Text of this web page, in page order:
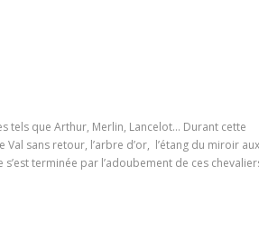
tels que Arthur, Merlin, Lancelot… Durant cette
sans retour, l’arbre d’or, l’étang du miroir aux
terminée par l’adoubement de ces